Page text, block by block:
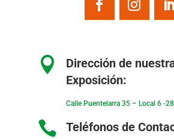

Dirección de
Exposición:
Calle Puentelarra 35 – Local 6 -
 Teléfonos de